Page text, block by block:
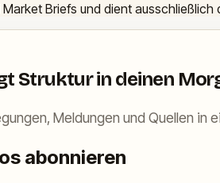
Briefs und dient
Struktur in deinen
Meldungen und Quellen in
abonnieren